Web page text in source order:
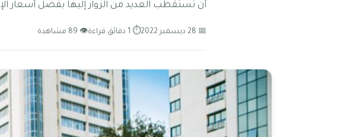
أن تستقطب العديد من الزوار إليها بفضل أسعار
📅 28 ديسمبر 2022 ⏱ 1 دقائق قراءة 👁 89 مشاهدة